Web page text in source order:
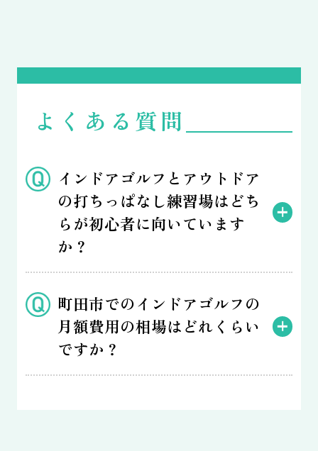
よくある質問
インドアゴルフとアウトドア
の打ちっぱなし練習場はどち
らが初心者に向いています
か？
町田市でのインドアゴルフの
月額費用の相場はどれくらい
ですか？